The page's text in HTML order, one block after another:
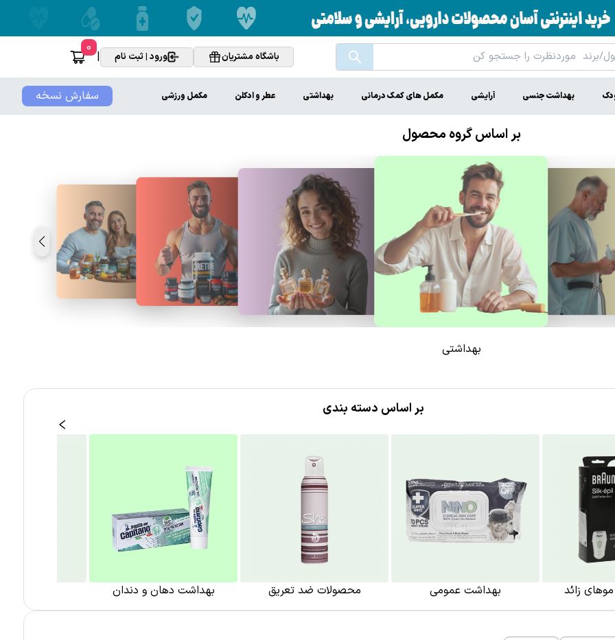
باشگاه مشتریان ورود | ثبت نام |
0
سفارش نسخه بهداشت جنسی آرایشی مکمل های کمک درمانی بهداشتی عطر و ادکلن مکمل ورزشی
بر اساس گروه محصول
بهداشتی
بر اساس دسته بندی
زائد بهداشت عمومی محصولات ضد تعریق بهداشت دهان و دندان